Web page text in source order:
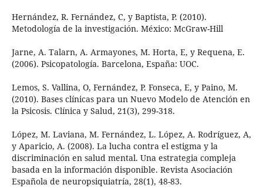
Hernández, R. Fernández, C, y Baptista, P. (2010).
Metodología de la investigación. México: McGraw-Hill
Jarne, A. Talarn, A. Armayones, M. Horta, E, y Requena, E.
(2006). Psicopatología. Barcelona, España: UOC.
Lemos, S. Vallina, O, Fernández, P. Fonseca, E, y Paino, M.
(2010). Bases clínicas para un Nuevo Modelo de Atención en
la Psicosis. Clínica y Salud, 21(3), 299-318.
López, M. Laviana, M. Fernández, L. López, A. Rodríguez, A,
y Aparicio, A. (2008). La lucha contra el estigma y la
discriminación en salud mental. Una estrategia compleja
basada en la información disponible. Revista Asociación
Española de neuropsiquiatría, 28(1), 48-83.